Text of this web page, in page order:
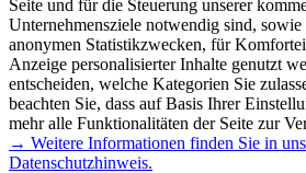
Seite und für die Steuerung unserer
Unternehmensziele notwendig sind,
anonymen Statistikzwecken, für
Anzeige personalisierter Inhalte genutzt
entscheiden, welche Kategorien Sie
beachten Sie, dass auf Basis Ihrer
mehr alle Funktionalitäten der Seite zur
→ Weitere Informationen finden Sie in
Datenschutzhinweis.